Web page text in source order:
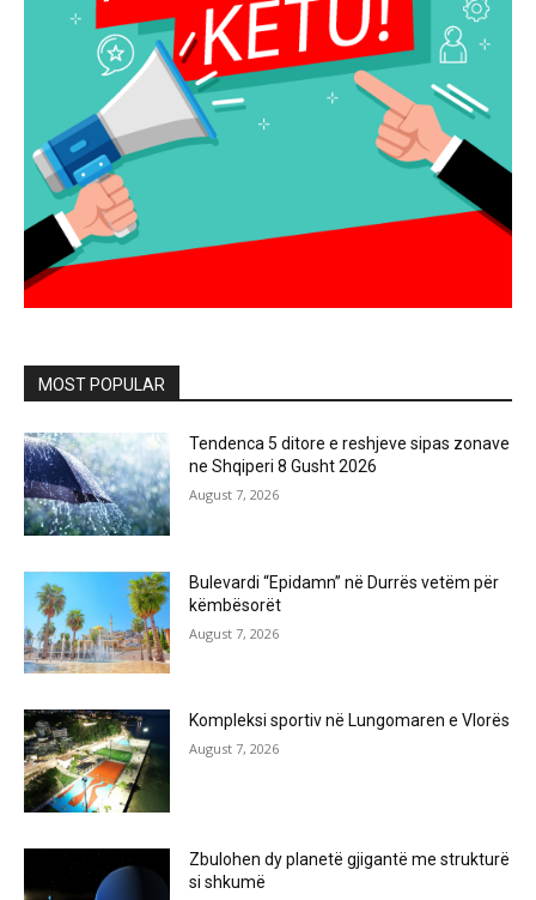
MOST POPULAR
Tendenca 5 ditore e reshjeve sipas zonave
ne Shqiperi 8 Gusht 2026
August 7, 2026
Bulevardi “Epidamn” në Durrës vetëm për
këmbësorët
August 7, 2026
Kompleksi sportiv në Lungomaren e Vlorës
August 7, 2026
Zbulohen dy planetë gjigantë me strukturë
si shkumë